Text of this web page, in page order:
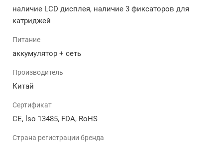
микроразрывы кожи исключены.
Оптимальная скорость колебательных движений
для снижения болевых ощущений.
Есть возможность регулировать глубину
За счет большого кол-ва микропроколов
проникает в глубокие слои кожи.
Массивный микропилинг за короткий период
Кровоточивость по интенсивности и
длительности менее выражена, соответственно
снижен риск проявления гематом и синяков.
Особенности:
наличие LCD дисплея, наличие 3 фиксаторов для
катриджей
Питание
аккумулятор + сеть
Производитель
Китай
Сертификат
CE, lso 13485, FDA, RoHS
Страна регистрации бренда